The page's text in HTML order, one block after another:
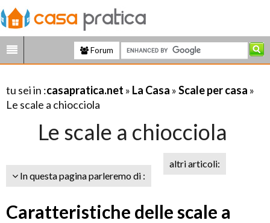
Forum
tu sei in :casapratica.net » La Casa »Scale per casa »
Le scale a chiocciola
Le scale a chiocciola
In questa pagina parleremo di :
altri articoli:
Caratteristiche delle scale a